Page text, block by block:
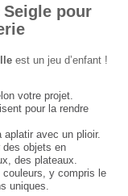
pour
est un jeu d’enfant !
votre projet.
pour la rendre
avec un plioir.
des objets en
des plateaux.
couleurs, y compris le
uniques.